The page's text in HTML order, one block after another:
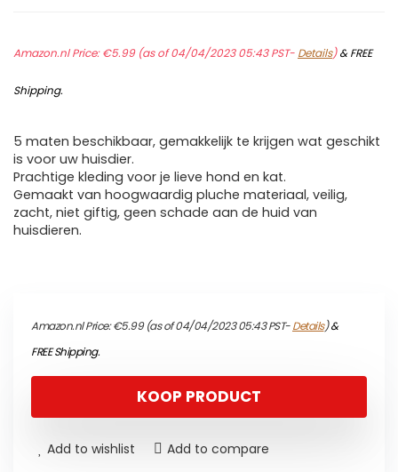
Amazon.nl Price:€5.99(as of 04/04/2023 05:43 PST- Details)&FREE
Shipping.
5 maten beschikbaar, gemakkelijk te krijgen wat geschikt
is voor uw huisdier.
Prachtige kleding voor je lieve hond en kat.
Gemaakt van hoogwaardig pluche materiaal, veilig,
zacht, niet giftig, geen schade aan de huid van
huisdieren.
Amazon.nl Price:€5.99(as of 04/04/2023 05:43 PST-Details)&
FREE Shipping.
KOOP PRODUCT
Add to wishlist Add to compare